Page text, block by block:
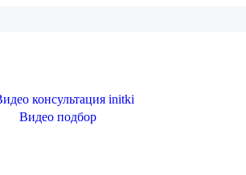
Видео подбор